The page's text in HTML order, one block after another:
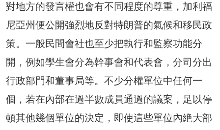
對地方的發言權也會有不同程度的尊重，加利福
尼亞州便公開強烈地反對特朗普的氣候和移民政
策。一般民間會社也至少把執行和監察功能分
開，例如學生會分為幹事會和代表會，分司分出
行政部門和董事局等。不少分權單位中任何一
個，若在內部在過半數成員通過的議案，足以停
頓其他幾個單位的決定，即使這些單位內絶大部